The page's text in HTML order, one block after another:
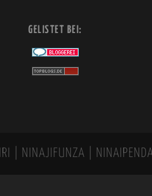
GELISTET BEI:
| NINAJIFUNZA |